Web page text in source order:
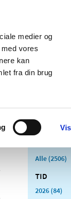
medier og
vores
kan
fra din brug
Udgivelser
Medicinsk
Alle (2506)
TID
2026 (84)